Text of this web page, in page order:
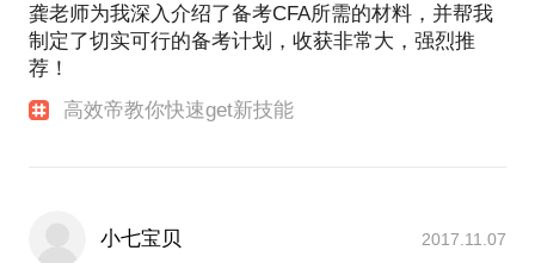
龚老师为我深入介绍了备考CFA所需的材料，并帮我
制定了切实可行的备考计划，收获非常大，强烈推
荐！
高效帝教你快速get新技能
小七宝贝 2017.11.07